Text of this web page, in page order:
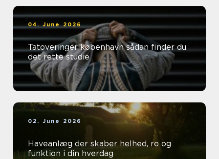
04. June 2026
Tatoveringer københavn sådan finder du
det rette studie
02. June 2026
Haveanlæg der skaber helhed, ro og
funktion i din hverdag